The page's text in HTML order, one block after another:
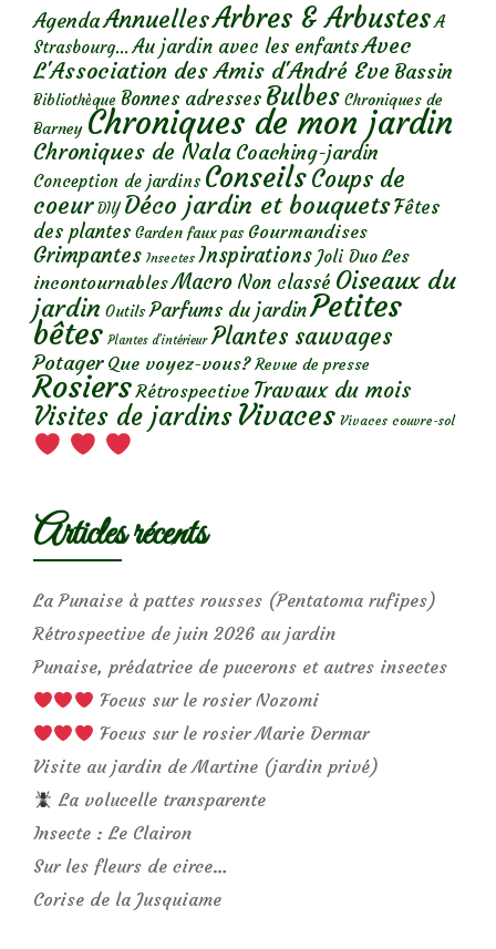
AgendaAnnuellesArbres & Arbustes A
Strasbourg... Au jardin avec les enfantsAvec
L'Association des Amis d'André Eve Bassin
Bibliothèque Bonnes adresses Bulbes Chroniques de
Barney Chroniques de mon jardin
Chroniques de Nala Coaching-jardin
Conception de jardins ConseilsCoups de
coeur DIY Déco jardin et bouquetsFêtes
des plantes Garden faux pas Gourmandises
Grimpantes Insectes Inspirations Joli Duo Les
incontournables Macro Non classé Oiseaux du
jardin Outils Parfums du jardinPetites
bêtes Plantes d’intérieur Plantes sauvages
Potager Que voyez-vous? Revue de presse
Rosiers Rétrospective Travaux du mois
Visites de jardins Vivaces Vivaces couvre-sol
Articles récents
La Punaise à pattes rousses (Pentatoma rufipes)
Rétrospective de juin 2026 au jardin
Punaise, prédatrice de pucerons et autres insectes
Focus sur le rosier Nozomi
Focus sur le rosier Marie Dermar
Visite au jardin de Martine (jardin privé)
La volucelle transparente
Insecte : Le Clairon
Sur les fleurs de circe…
Corise de la Jusquiame